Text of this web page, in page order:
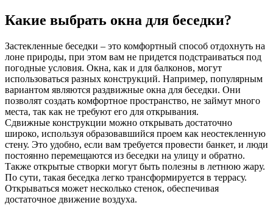
Какие выбрать окна для беседки?
Застекленные беседки – это комфортный способ отдохнуть на
лоне природы, при этом вам не придется подстраиваться под
погодные условия. Окна, как и для балконов, могут
использоваться разных конструкций. Например, популярным
вариантом являются раздвижные окна для беседки. Они
позволят создать комфортное пространство, не займут много
места, так как не требуют его для открывания.
Сдвижные конструкции можно открывать достаточно
широко, используя образовавшийся проем как неостекленную
стену. Это удобно, если вам требуется провести банкет, и люди
постоянно перемещаются из беседки на улицу и обратно.
Также открытые створки могут быть полезны в летнюю жару.
По сути, такая беседка легко трансформируется в террасу.
Открываться может несколько стенок, обеспечивая
достаточное движение воздуха.